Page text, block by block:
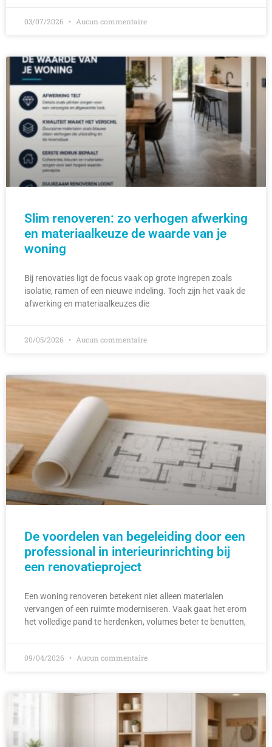
03/07/2026 Aucun commentaire
Slim renoveren: zo verhogen afwerking
en materiaalkeuze de waarde van je
woning
Bij renovaties ligt de focus vaak op grote ingrepen zoals
isolatie, ramen of een nieuwe indeling. Toch zijn het vaak de
afwerking en materiaalkeuzes die
20/05/2026 Aucun commentaire
De voordelen van begeleiding door een
professional in interieurinrichting bij
een renovatieproject
Een woning renoveren betekent niet alleen materialen
vervangen of een ruimte moderniseren. Vaak gaat het erom
het volledige pand te herdenken, volumes beter te benutten,
09/04/2026 Aucun commentaire